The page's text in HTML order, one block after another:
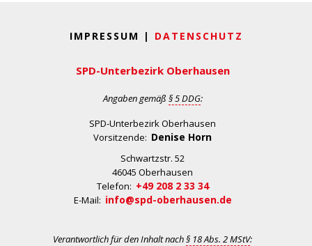
IMPRESSUM | DATENSCHUTZ
SPD-Unterbezirk Oberhausen
Angaben gemäß § 5 DDG:
SPD-Unterbezirk Oberhausen
Vorsitzende: Denise Horn
Schwartzstr. 52
46045 Oberhausen
Telefon: +49 208 2 33 34
E-Mail: info@spd-oberhausen.de
Verantwortlich für den Inhalt nach§ 18 Abs. 2 MStV: